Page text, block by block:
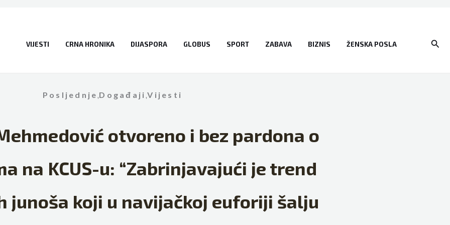
VIJESTI CRNA HRONIKA DIJASPORA GLOBUS SPORT ZABAVA BIZNIS ŽENSKA POSLA
Posljednje,Događaji,Vijesti
otvoreno i bez pardona o
na KCUS-u: “Zabrinjavajući je trend
junoša koji u navijačkoj euforiji šalju